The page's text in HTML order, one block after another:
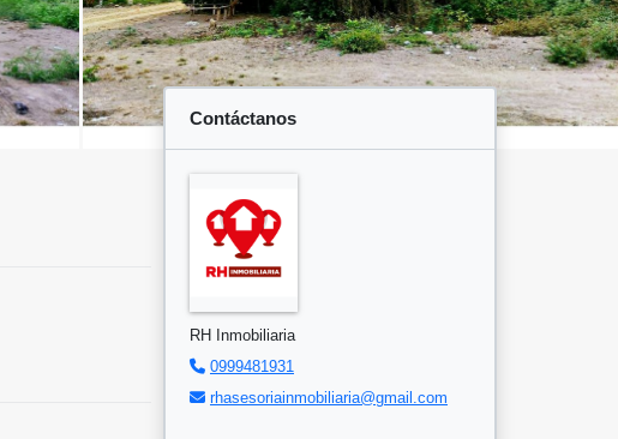
Contáctanos
RH Inmobiliaria
0999481931
rhasesoriainmobiliaria@gmail.com